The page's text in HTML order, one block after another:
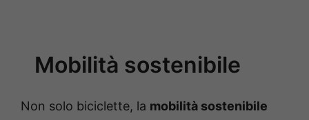
Mobilità sostenibile
Non solo biciclette, la mobilità sostenibile